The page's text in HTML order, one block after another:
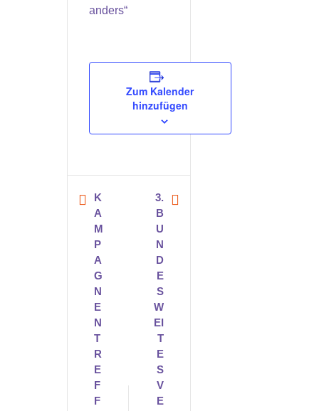
anders“
Zum Kalender
hinzufügen
K
A
M
P
A
G
N
E
N
T
R
E
F
F
3.
B
U
N
D
E
S
W
EI
T
E
S
V
E